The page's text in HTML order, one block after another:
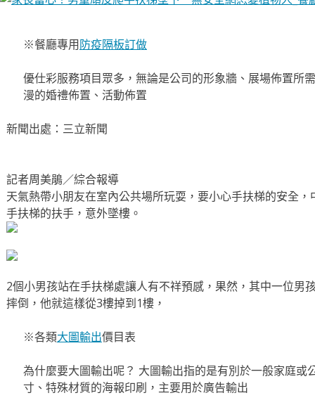
※餐廳專用防疫隔板訂做
優仕彩服務項目眾多，無論是公司的形象牆、展場佈置所
漫的婚禮佈置、活動佈置
新聞出處：三立新聞
記者周美鵑／綜合報導
天氣熱帶小朋友在室內公共場所玩耍，要小心手扶梯的安全
手扶梯的扶手，意外墜樓。
2個小男孩站在手扶梯處讓人有不祥預感，果然，其中一位男
摔倒，他就這樣從3樓掉到1樓，
※各類大圖輸出價目表
為什麼要大圖輸出呢？ 大圖輸出指的是有別於一般家庭或
寸、特殊材質的海報印刷，主要用於廣告輸出